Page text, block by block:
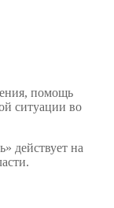
помощь
ситуации во
действует на